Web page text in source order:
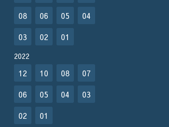
08
06 05
04
03
02 01
2022
12 10 08
07
06
05 04
03
02
01